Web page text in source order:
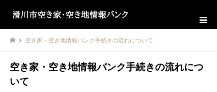
空き家・空き地情報バンク手続きの流れについて
空き家・空き地情報バンク手続きの流れにつ
いて